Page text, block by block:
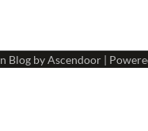
Blog byAscendoor|